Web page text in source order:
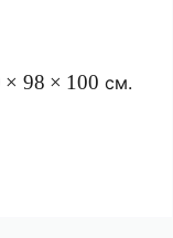
× 98 × 100 см.